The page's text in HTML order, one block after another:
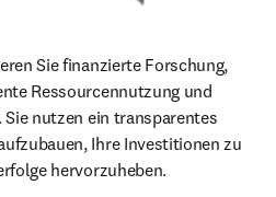
Sie finanzierte Forschung,
Ressourcennutzung und
nutzen ein transparentes
Ihre Investitionen zu
hervorzuheben.